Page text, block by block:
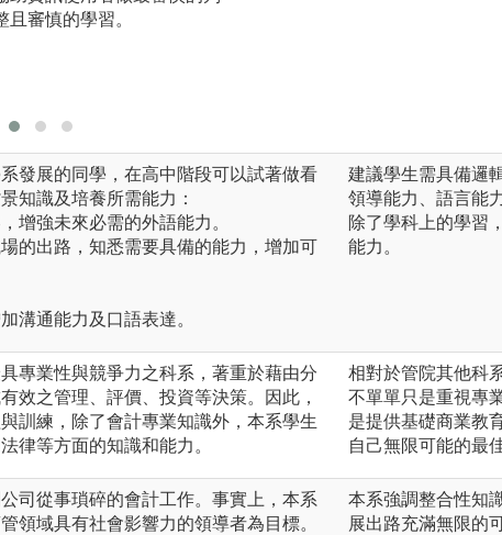
審慎的學習。
發展的同學，在高中階段可以試著做看
知識及培養所需能力：
增強未來必需的外語能力。
的出路，知悉需要具備的能力，增加可
溝通能力及口語表達。
建議學生需具備邏
領導能力、語言能
除了學科上的學習
能力。
專業性與競爭力之科系，著重於藉由分
效之管理、評價、投資等決策。因此，
訓練，除了會計專業知識外，本系學生
律等方面的知識和能力。
相對於管院其他科
不單單只是重視專
是提供基礎商業教
自己無限可能的最
司從事瑣碎的會計工作。事實上，本系
領域具有社會影響力的領導者為目標。
本系強調整合性知
展出路充滿無限的